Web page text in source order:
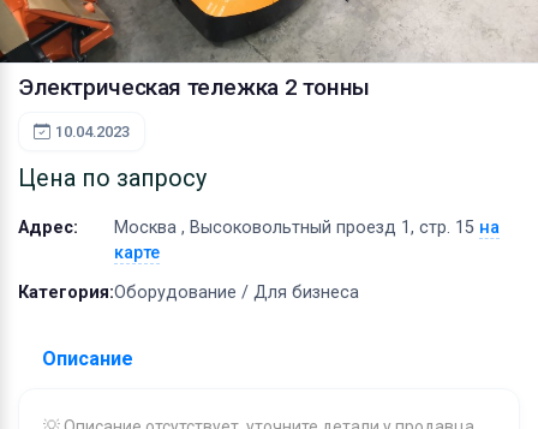
Электрическая тележка 2 тонны
10.04.2023
Цена по запросу
Адрес: Москва , Высоковольтный проезд 1, стр. 15 на
карте
Категория:Оборудование / Для бизнеса
Описание
Хобби и отдых
Животные
Оборудование